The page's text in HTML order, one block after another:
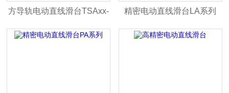
方导轨电动直线滑台TSAxx-
B 系列
精密电动直线滑台LA系列